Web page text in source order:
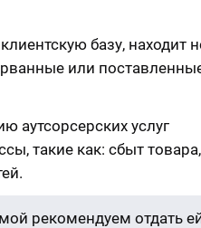
базу, находит
или
услуг
такие как: сбыт товара,
рекомендуем отдать